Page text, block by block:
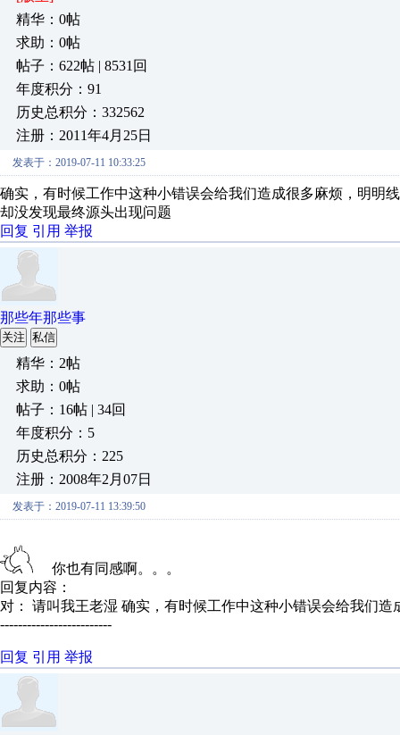
精华：0帖
求助：0帖
帖子：622帖 | 8531回
年度积分：91
历史总积分：332562
注册：2011年4月25日
发表于：2019-07-11 10:33:25
确实，有时候工作中这种小错误会给我们造成很多麻烦，明明
却没发现最终源头出现问题
回复 引用 举报
那些年那些事
关注 私信
精华：2帖
求助：0帖
帖子：16帖 | 34回
年度积分：5
历史总积分：225
注册：2008年2月07日
发表于：2019-07-11 13:39:50
你也有同感啊。。。
回复内容：
对： 请叫我王老湿 确实，有时候工作中这种小错误会给我们造
-------------------------
回复 引用 举报